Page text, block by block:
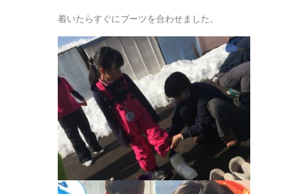
着いたらすぐにブーツを合わせました。